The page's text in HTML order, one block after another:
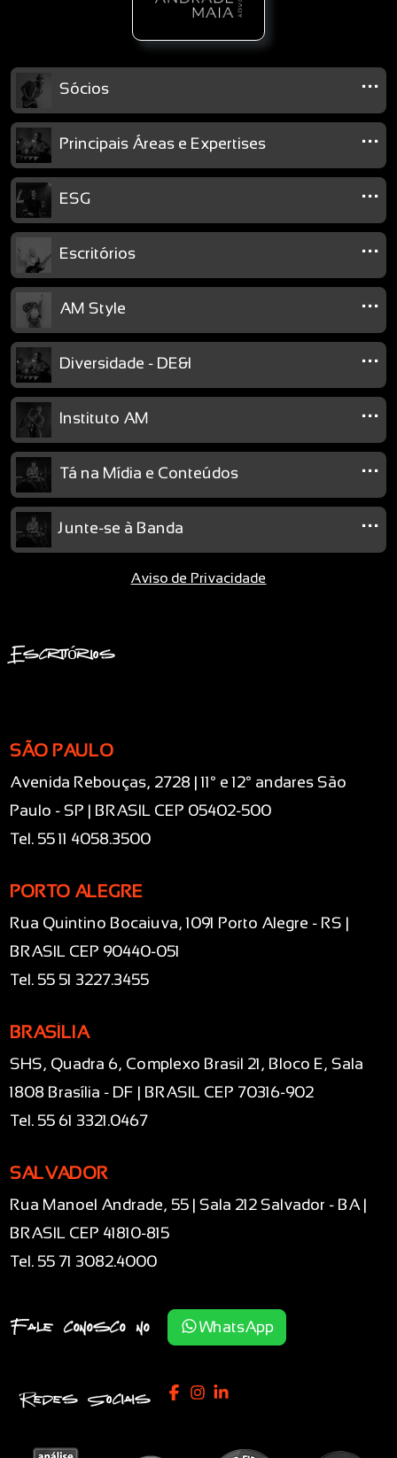
Sócios ...
Principais Áreas e Expertises ...
ESG ...
Escritórios ...
AM Style ...
Diversidade - DE&I ...
Instituto AM ...
Tá na Mídia e Conteúdos ...
Junte-se à Banda ...
Aviso de Privacidade
Escritórios
SÃO PAULO
Avenida Rebouças, 2728 | 11° e 12° andares São
Paulo - SP | BRASIL CEP 05402-500
Tel. 55 11 4058.3500
PORTO ALEGRE
Rua Quintino Bocaiuva, 1091 Porto Alegre - RS |
BRASIL CEP 90440-051
Tel. 55 51 3227.3455
BRASÍLIA
SHS, Quadra 6, Complexo Brasil 21, Bloco E, Sala
1808 Brasília - DF | BRASIL CEP 70316-902
Tel. 55 61 3321.0467
SALVADOR
Rua Manoel Andrade, 55 | Sala 212 Salvador - BA |
BRASIL CEP 41810-815
Tel. 55 71 3082.4000
Fale conosco no WhatsApp
Redes Sociais